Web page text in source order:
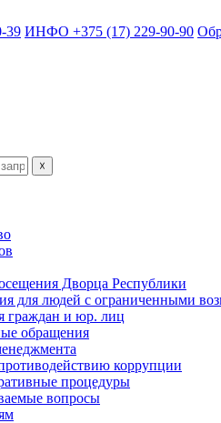
39 ИНФО +375 (17) 229-90-90
☓
Дворца Республики
для людей с ограниченными
граждан и юр. лиц
обращения
коррупции
процедуры
вопросы